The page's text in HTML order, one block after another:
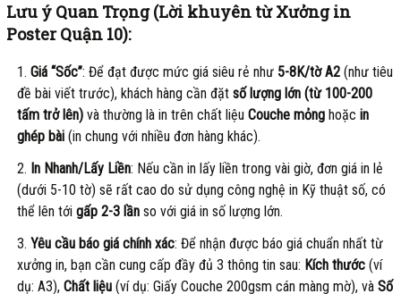
Lưu ý Quan Trọng (Lời khuyên từ Xưởng in
Poster Quận 10):
Giá “Sốc”: Để đạt được mức giá siêu rẻ như 5-8K/tờ A2 (như tiêu
đề bài viết trước), khách hàng cần đặtsố lượng lớn (từ 100-200
tấm trở lên) và thường là in trên chất liệuCouche mỏng hoặcin
ghép bài (in chung với nhiều đơn hàng khác).
In Nhanh/Lấy Liền: Nếu cần in lấy liền trong vài giờ, đơn giá in lẻ
(dưới 5-10 tờ) sẽ rất cao do sử dụng công nghệ in Kỹ thuật số, có
thể lên tớigấp 2-3 lần so với giá in số lượng lớn.
Yêu cầu báo giá chính xác: Để nhận được báo giá chuẩn nhất từ
xưởng in, bạn cần cung cấp đầy đủ 3 thông tin sau: Kích thước (ví
dụ: A3),Chất liệu (ví dụ: Giấy Couche 200gsm cán màng mờ), vàSố